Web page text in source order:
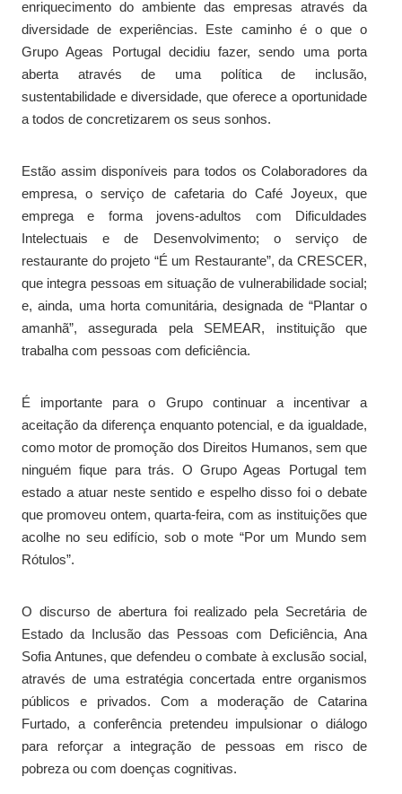
enriquecimento do ambiente das empresas através da
diversidade de experiências. Este caminho é o que o
Grupo Ageas Portugal decidiu fazer, sendo uma porta
aberta através de uma política de inclusão,
sustentabilidade e diversidade, que oferece a oportunidade
a todos de concretizarem os seus sonhos.​
Estão assim disponíveis para todos os Colaboradores da
empresa, o serviço de cafetaria do Café Joyeux, que
emprega e forma jovens-adultos com Dificuldades
Intelectuais e de Desenvolvimento; o serviço de
restaurante do projeto “É um Restaurante”, da CRESCER,
que integra pessoas em situação de vulnerabilidade social;
e, ainda, uma horta comunitária, designada de “Plantar o
amanhã”, assegurada pela SEMEAR, instituição que
trabalha com pessoas com deficiência.
É importante para o Grupo continuar a incentivar a
aceitação da diferença enquanto potencial, e da igualdade,
como motor de promoção dos Direitos Humanos, sem que
ninguém fique para trás. O Grupo Ageas Portugal tem
estado a atuar neste sentido e espelho disso foi o debate
que promoveu ontem, quarta-feira, com as instituições que
acolhe no seu edifício, sob o mote “Por um Mundo sem
Rótulos”.
O discurso de abertura foi realizado pela Secretária de
Estado da Inclusão das Pessoas com Deficiência, Ana
Sofia Antunes, que defendeu o combate à exclusão social,
através de uma estratégia concertada entre organismos
públicos e privados. Com a moderação de Catarina
Furtado, a conferência pretendeu impulsionar o diálogo
para reforçar a integração de pessoas em risco de
pobreza ou com doenças cognitivas.